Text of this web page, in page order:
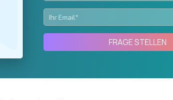
Eine Nachricht schicken
FRAGE STELLEN